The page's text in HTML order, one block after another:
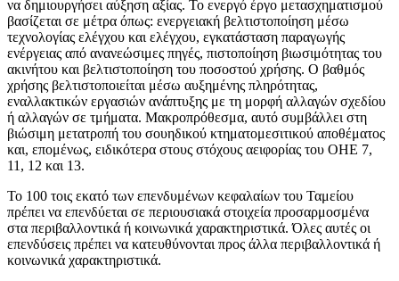
να δημιουργήσει αύξηση αξίας. Το ενεργό έργο μετασχηματισμού
βασίζεται σε μέτρα όπως: ενεργειακή βελτιστοποίηση μέσω
τεχνολογίας ελέγχου και ελέγχου, εγκατάσταση παραγωγής
ενέργειας από ανανεώσιμες πηγές, πιστοποίηση βιωσιμότητας του
ακινήτου και βελτιστοποίηση του ποσοστού χρήσης. Ο βαθμός
χρήσης βελτιστοποιείται μέσω αυξημένης πληρότητας,
εναλλακτικών εργασιών ανάπτυξης με τη μορφή αλλαγών σχεδίου
ή αλλαγών σε τμήματα. Μακροπρόθεσμα, αυτό συμβάλλει στη
βιώσιμη μετατροπή του σουηδικού κτηματομεσιτικού αποθέματος
και, επομένως, ειδικότερα στους στόχους αειφορίας του ΟΗΕ 7,
11, 12 και 13.
Το 100 τοις εκατό των επενδυμένων κεφαλαίων του Ταμείου
πρέπει να επενδύεται σε περιουσιακά στοιχεία προσαρμοσμένα
στα περιβαλλοντικά ή κοινωνικά χαρακτηριστικά. Όλες αυτές οι
επενδύσεις πρέπει να κατευθύνονται προς άλλα περιβαλλοντικά ή
κοινωνικά χαρακτηριστικά.